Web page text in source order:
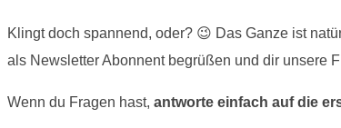
Klingt doch spannend, oder? 😉 Das Ganze ist
als Newsletter Abonnent begrüßen und dir unsere
Wenn du Fragen hast, antworte einfach auf die